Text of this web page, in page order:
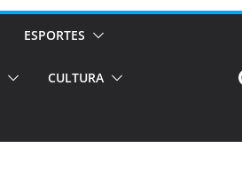
ESPORTES
CULTURA